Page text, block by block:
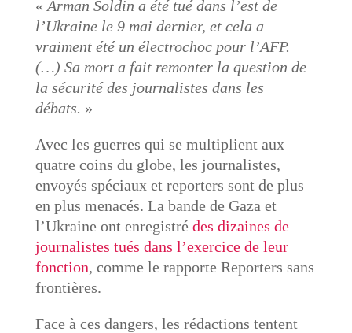
« Arman Soldin a été tué dans l’est de
l’Ukraine le 9 mai dernier, et cela a
vraiment été un électrochoc pour l’AFP.
(…) Sa mort a fait remonter la question de
la sécurité des journalistes dans les
débats. »
Avec les guerres qui se multiplient aux
quatre coins du globe, les journalistes,
envoyés spéciaux et reporters sont de plus
en plus menacés. La bande de Gaza et
l’Ukraine ont enregistré des dizaines de
journalistes tués dans l’exercice de leur
fonction, comme le rapporte Reporters sans
frontières.
Face à ces dangers, les rédactions tentent